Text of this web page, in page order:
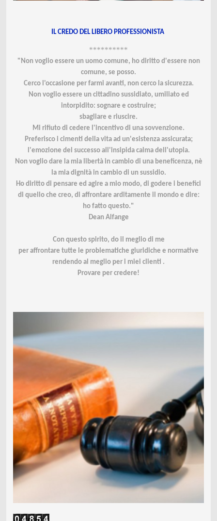
IL CREDO DEL LIBERO PROFESSIONISTA
**********
"Non voglio essere un uomo comune, ho diritto d'essere non
comune, se posso.
Cerco l'occasione per farmi avanti, non cerco la sicurezza.
Non voglio essere un cittadino sussidiato, umiliato ed
intorpidito: sognare e costruire;
sbagliare e riuscire.
Mi rifiuto di cedere l'incentivo di una sovvenzione.
Preferisco i cimenti della vita ad un'esistenza assicurata;
l'emozione del successo all'insipida calma dell'utopia.
Non voglio dare la mia libertà in cambio di una beneficenza, nè
la mia dignità in cambio di un sussidio.
Ho diritto di pensare ed agire a mio modo, di godere i benefici
di quello che creo, di affrontare arditamente il mondo e dire:
ho fatto questo."
Dean Alfange
Con questo spirito, do il meglio di me
per affrontare tutte le problematiche giuridiche e normative
rendendo al meglio per i miei clienti .
Provare per credere!